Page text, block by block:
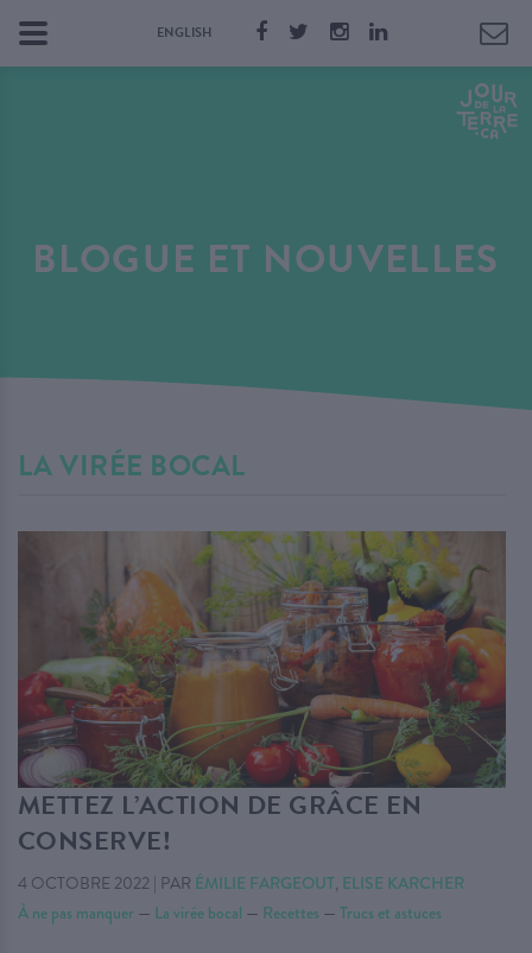
ENGLISH
BLOGUE ET NOUVELLES
LA VIRÉE BOCAL
METTEZ L’ACTION DE GRÂCE EN
CONSERVE!
4 OCTOBRE 2022 | PAR ÉMILIE FARGEOUT, ELISE KARCHER
À ne pas manquer — La virée bocal — Recettes — Trucs et astuces